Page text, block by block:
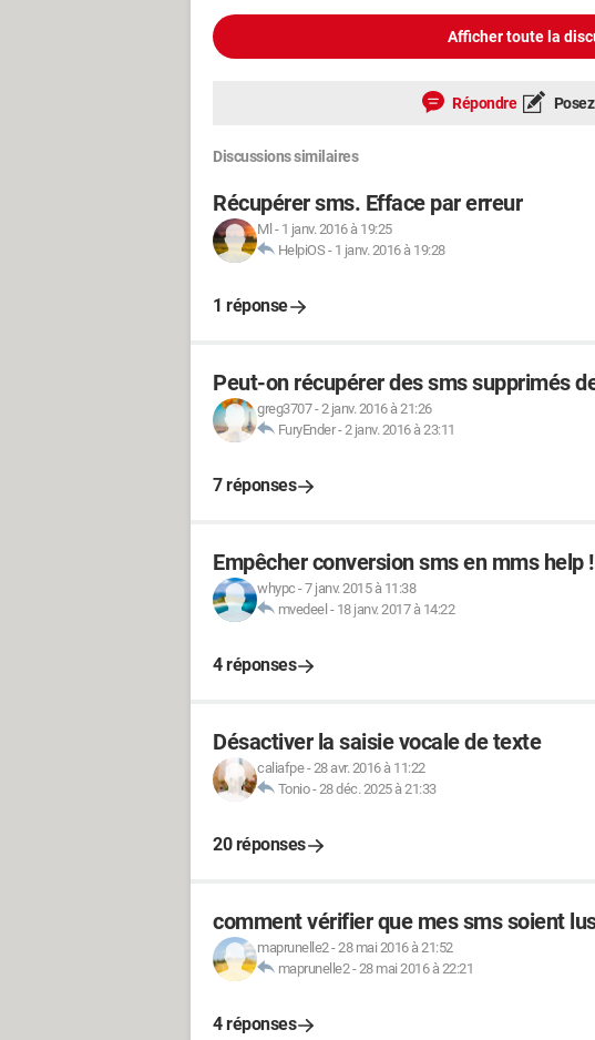
Afficher toute la
Répondre
Discussions similaires
Récupérer sms. Efface par erreur
Ml - 1 janv. 2016 à 19:25
HelpiOS - 1 janv. 2016 à 19:28
1 réponse
Peut-on récupérer des sms supprimés
greg3707-2 janv. 2016 à 21:26
FuryEnder-2 janv. 2016 à 23:11
7 réponses
Empêcher conversion sms en mms help
whypc -7 janv. 2015 à 11:38
mvedeel - 18 janv. 2017 à 14:22
4 réponses
Désactiver la saisie vocale de texte
caliafpe-28 avr. 2016 à 11:22
Tonio-28 déc. 2025 à 21:33
20 réponses
comment vérifier que mes sms soient
maprunelle2-28 mai 2016 à 21:52
maprunelle2-28 mai 2016 à 22:21
4 réponses